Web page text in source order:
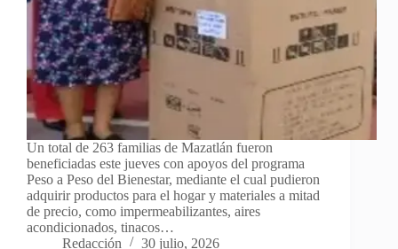
Un total de 263 familias de Mazatlán fueron
beneficiadas este jueves con apoyos del programa
Peso a Peso del Bienestar, mediante el cual pudieron
adquirir productos para el hogar y materiales a mitad
de precio, como impermeabilizantes, aires
acondicionados, tinacos…
Redacción
30 julio, 2026